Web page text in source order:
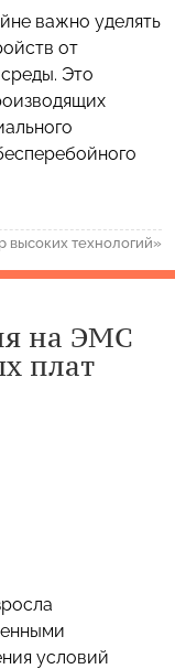
важно уделять
от
Это
высоких технологий»
на ЭМС
плат
условий